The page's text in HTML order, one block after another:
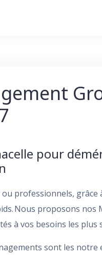
pour
professionnels, grâce
Nous proposons
à vos besoins les plus
sont les